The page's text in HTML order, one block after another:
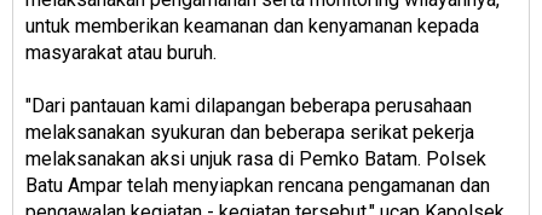
untuk memberikan keamanan dan kenyamanan kepada
masyarakat atau buruh.
"Dari pantauan kami dilapangan beberapa perusahaan
melaksanakan syukuran dan beberapa serikat pekerja
melaksanakan aksi unjuk rasa di Pemko Batam. Polsek
Batu Ampar telah menyiapkan rencana pengamanan dan